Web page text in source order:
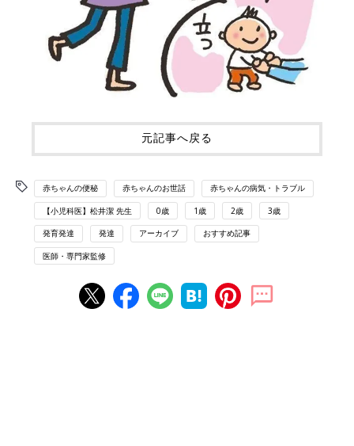
元記事へ戻る
赤ちゃんの便秘 赤ちゃんのお世話 赤ちゃんの病気・トラブル
【小児科医】松井潔 先生 0歳 1歳 2歳 3歳
発育発達 発達 アーカイブ おすすめ記事
医師・専門家監修